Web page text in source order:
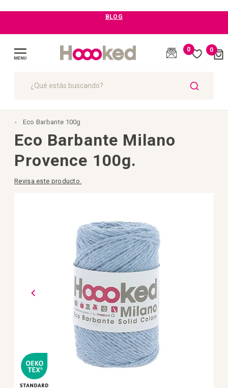
0 0Cart
Eco Barbante 100g
Eco Barbante Milano
Provence 100g.
Revisa este producto.